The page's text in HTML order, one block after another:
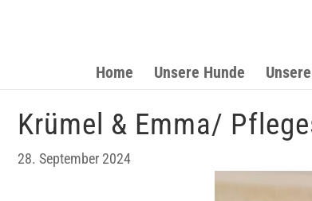
Home Unsere Hunde
Krümel & Emma/
28. September 2024